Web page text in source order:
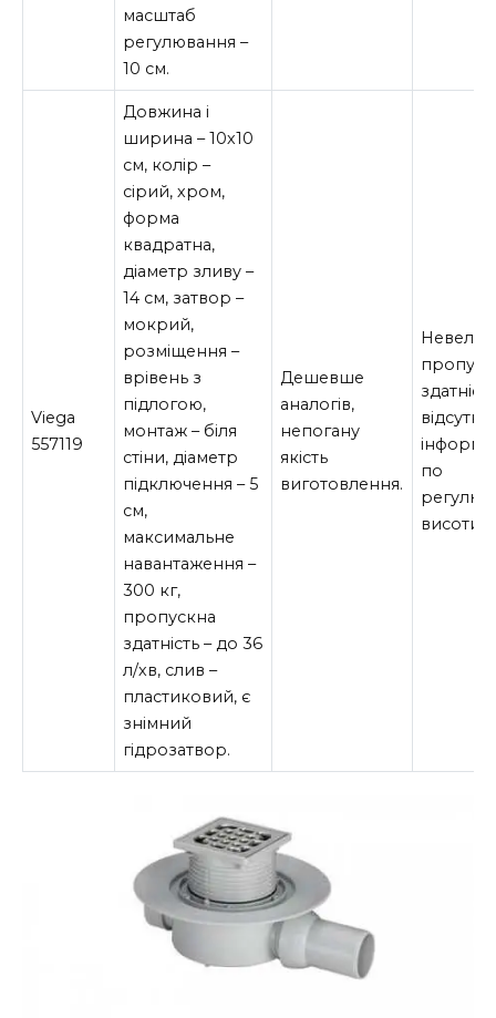
масштаб
регулювання –
10 см.
Viega
557119
Довжина і
ширина – 10х10
см, колір –
сірий, хром,
форма
квадратна,
діаметр зливу –
14 см, затвор –
мокрий,
розміщення –
врівень з
підлогою,
монтаж – біля
стіни, діаметр
підключення – 5
см,
максимальне
навантаження –
300 кг,
пропускна
здатність – до 36
л/хв, слив –
пластиковий, є
знімний
гідрозатвор.
Дешевше
аналогів,
непогану
якість
виготовлення.
відсутня
по
висоти.